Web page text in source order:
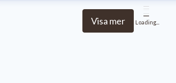
Visa mer Loading...